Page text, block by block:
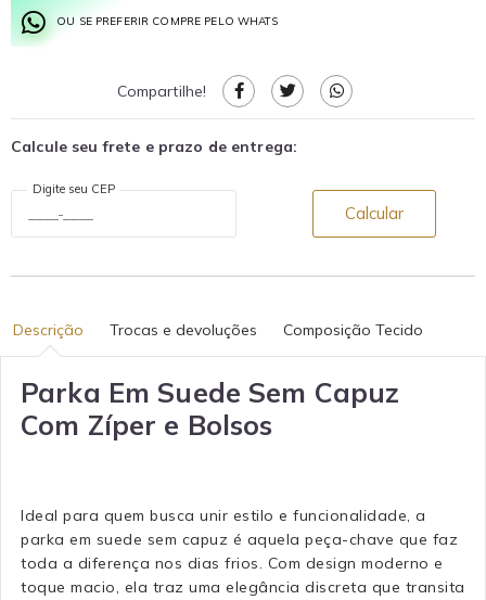
OU SE PREFERIR COMPRE PELO WHATS
Compartilhe!
Calcule seu frete e prazo de entrega:
Digite seu CEP
Calcular
Descrição Trocas e devoluções Composição Tecido
Parka Em Suede Sem Capuz
Com Zíper e Bolsos
Ideal para quem busca unir estilo e funcionalidade, a
parka em suede sem capuz é aquela peça-chave que faz
toda a diferença nos dias frios. Com design moderno e
toque macio, ela traz uma elegância discreta que transita